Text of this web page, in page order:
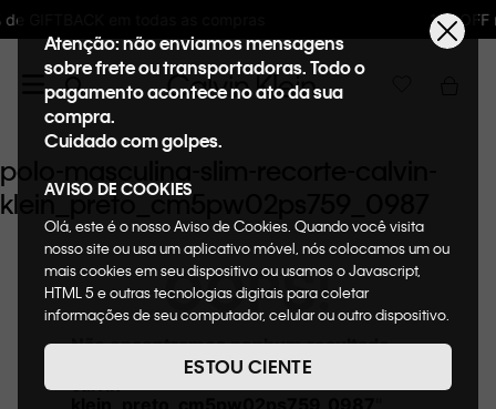
10%OFF na primeira compra :
Atenção: não enviamos mensagens
sobre frete ou transportadoras. Todo o
pagamento acontece no ato da sua
compra.
Cuidado com golpes.
AVISO DE COOKIES
Olá, este é o nosso Aviso de Cookies. Quando você visita
nosso site ou usa um aplicativo móvel, nós colocamos um ou
mais cookies em seu dispositivo ou usamos o Javascript,
HTML 5 e outras tecnologias digitais para coletar
informações de seu computador, celular ou outro dispositivo.
de cookies, informaremos quais cookies usaremos e quais
suas funções. A forma como processamos os dados
ESTOU CIENTE
polo-masculina-slim-recorte-calvin-
klein_preto_cm5pw02ps759_0987
OOPS!
Não encontramos nenhum resultado
polo-masculina-slim-recorte-
calvin-